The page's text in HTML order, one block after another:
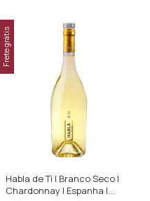
Frete grátis
Habla de Ti | Branco Seco |
Chardonnay | Espanha |